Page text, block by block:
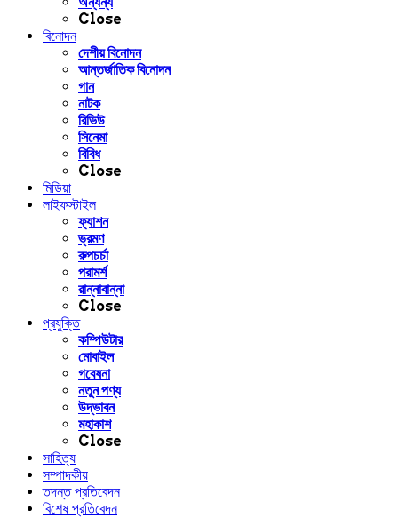
Close
বিনোদন
দেশীয় বিনোদন
আন্তর্জাতিক বিনোদন
গান
নাটক
রিভিউ
সিনেমা
বিবিধ
Close
মিডিয়া
লাইফস্টাইল
ফ্যাশন
ভ্রমণ
রুপচর্চা
পরামর্শ
রান্নাবান্না
Close
প্রযুক্তি
কম্পিউটার
মোবাইল
গবেষনা
নতুন পণ্য
উদ্ভাবন
মহাকাশ
Close
সাহিত্য
সম্পাদকীয়
তদন্ত প্রতিবেদন
বিশেষ প্রতিবেদন